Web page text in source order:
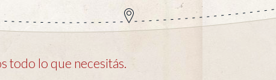
todo lo que necesitás.